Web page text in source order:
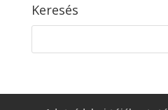
Keresés